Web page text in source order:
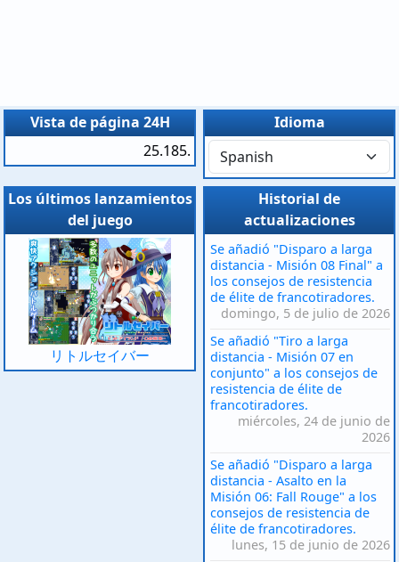
Vista de página 24H
25.185.
Idioma
Los últimos lanzamientos
del juego
リトルセイバー
Historial de
actualizaciones
Se añadió "Disparo a larga
distancia - Misión 08 Final" a
los consejos de resistencia
de élite de francotiradores.
domingo, 5 de julio de 2026
Se añadió "Tiro a larga
distancia - Misión 07 en
conjunto" a los consejos de
resistencia de élite de
francotiradores.
miércoles, 24 de junio de
2026
Se añadió "Disparo a larga
distancia - Asalto en la
Misión 06: Fall Rouge" a los
consejos de resistencia de
élite de francotiradores.
lunes, 15 de junio de 2026